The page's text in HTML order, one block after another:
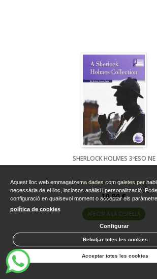
SHERLOCK HOLMES 3ºESO NE
Sense estoc Te'l demanem?
10,90 €
AFEGIR A LA CISTELLA
Aquest lloc web emmagatzema dades com galetes per
necessària de el lloc, inclosos anàlisi i personalització.
configuració en qualsevol moment o acceptar els
política de cookies
Configurar
Rebutjar totes les cookies
Acceptar totes les cookies